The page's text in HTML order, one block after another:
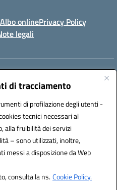
di tracciamento
di profilazione degli utenti -
tecnici necessari al
alla fruibilità dei servizi
– sono utilizzati, inoltre,
a disposizione da Web
consulta la ns.Cookie Policy.
Albo onlinePrivacy Policy
legali
SANTA (TP)
by 3D Solution S.r.l.
by Designers Italia